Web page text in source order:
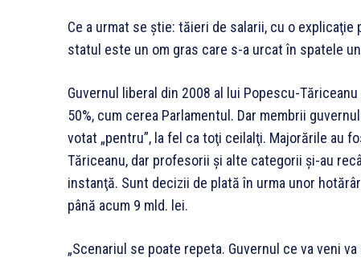
Ce a urmat se ştie: tăieri de salarii, cu o
statul este un om gras care s-a urcat în spatele
Guvernul liberal din 2008 al lui Popescu-
50%, cum cerea Parlamentul. Dar membrii
votat „pentru”, la fel ca toţi ceilalţi. Majorările au
Tăriceanu, dar profesorii şi alte categorii şi-au
instanţă. Sunt decizii de plată în urma unor
până acum 9 mld. lei.
„Scenariul se poate repeta. Guvernul ce va veni